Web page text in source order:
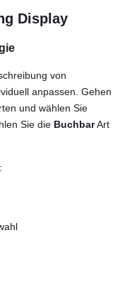
Display
von
anpassen. Gehen
und wählen Sie
Sie die BuchbarArt